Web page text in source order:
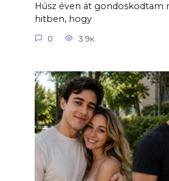
Húsz éven át gondoskodtam
hitben, hogy
0 3.9к.